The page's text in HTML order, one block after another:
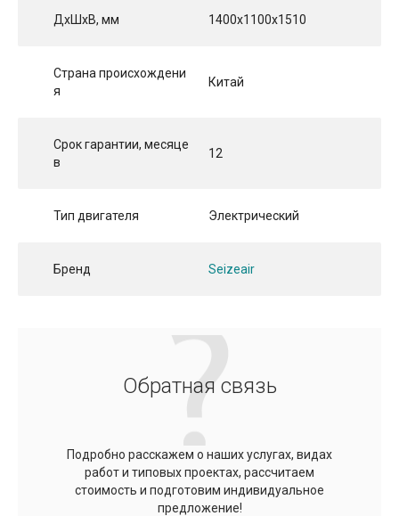
ДхШхВ, мм 1400x1100x1510
Страна происхождени
я
Китай
Срок гарантии, месяце
в
12
Тип двигателя Электрический
Бренд Seizeair
Обратная связь
Подробно расскажем о наших услугах, видах
работ и типовых проектах, рассчитаем
стоимость и подготовим индивидуальное
предложение!